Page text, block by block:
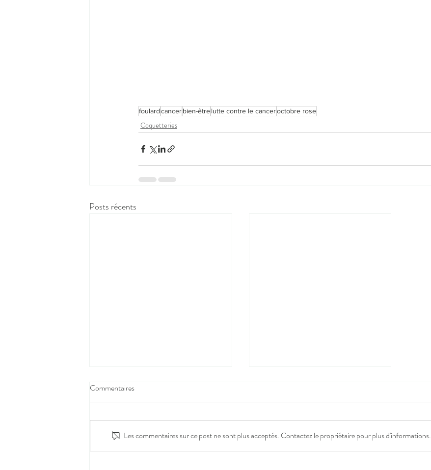
foulardcancerbien-êtrelutte contre le canceroctobre rose
Coquetteries
Posts récents
Commentaires
Les commentaires sur ce post ne sont plus acceptés. Contactez le propriétaire pour plus d'informations.